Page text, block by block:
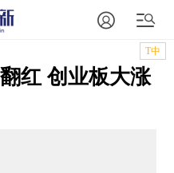
T中
红 创业板大涨